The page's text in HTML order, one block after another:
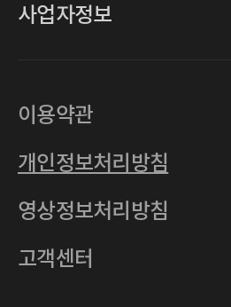
사업자정보
사업자등록번호
통신판매업 2011-서울중
주소 서울특별시 중구
호스팅사업자
이용약관
개인정보처리방침
영상정보처리방침
고객센터